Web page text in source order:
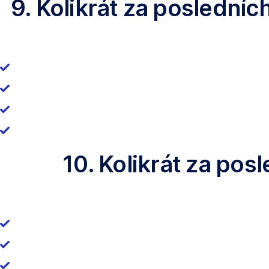
9. Kolikrát za
10. Kolikrát za